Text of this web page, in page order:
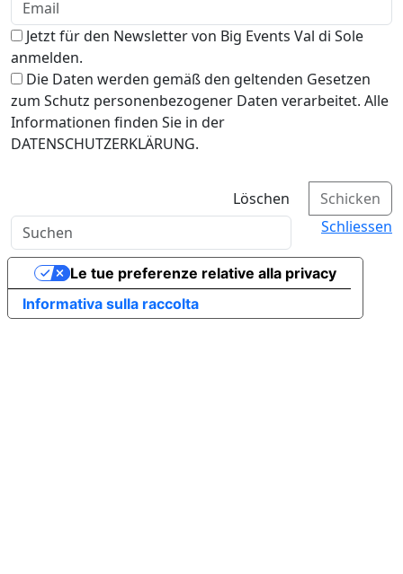
Jetzt für den Newsletter von Big Events Val di Sole
anmelden.
Die Daten werden gemäß den geltenden Gesetzen
zum Schutz personenbezogener Daten verarbeitet. Alle
Informationen finden Sie in der
DATENSCHUTZERKLÄRUNG.
Löschen
Schicken
Schliessen
Informativa sulla raccolta
Le tue preferenze relative alla privacy